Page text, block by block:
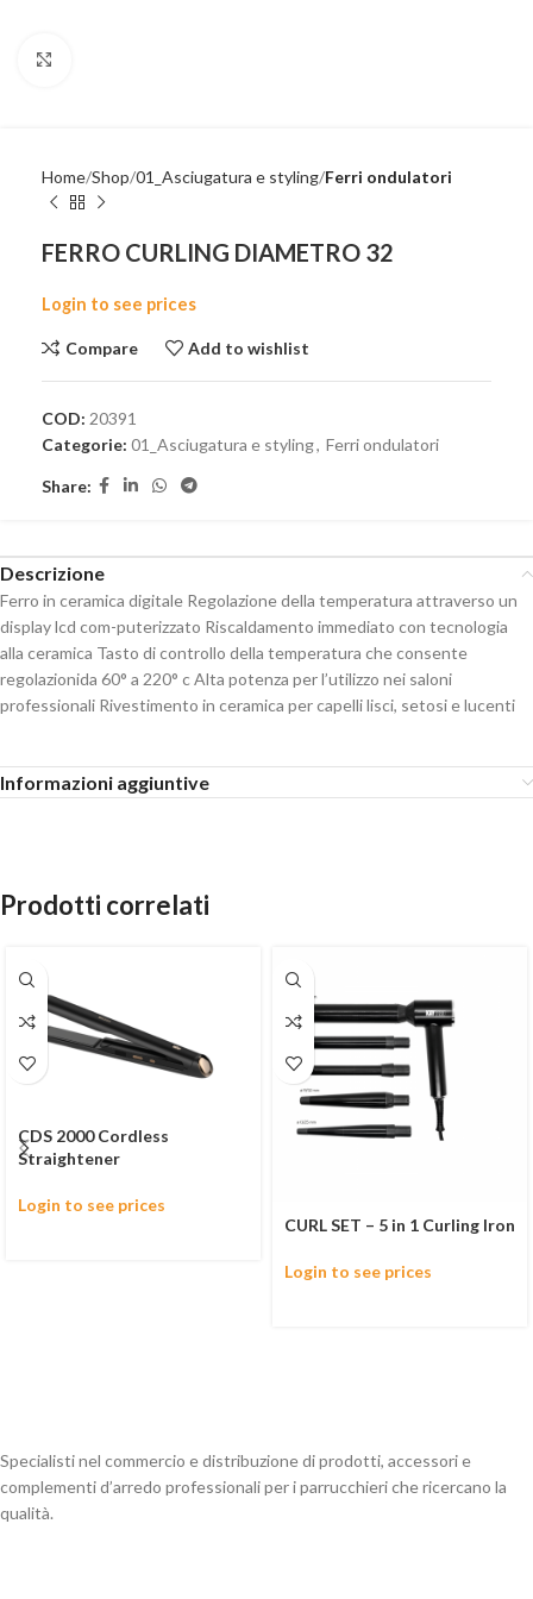
Home Shop 01_Asciugatura e styling Ferri ondulatori
FERRO CURLING DIAMETRO 32
Login to see prices
Compare Add to wishlist
COD: 20391
Categorie: 01_Asciugatura e styling, Ferri ondulatori
Share:
Descrizione
Ferro in ceramica digitale Regolazione della temperatura attraverso un
display lcd com-puterizzato Riscaldamento immediato con tecnologia
alla ceramica Tasto di controllo della temperatura che consente
regolazionida 60° a 220° c Alta potenza per l’utilizzo nei saloni
professionali Rivestimento in ceramica per capelli lisci, setosi e lucenti
Informazioni aggiuntive
Prodotti correlati
CDS 2000 Cordless
Straightener
Login to see prices
CURL SET – 5 in 1 Curling Iron
Login to see prices
Specialisti nel commercio e distribuzione di prodotti, accessori e
complementi d’arredo professionali per i parrucchieri che ricercano la
qualità.